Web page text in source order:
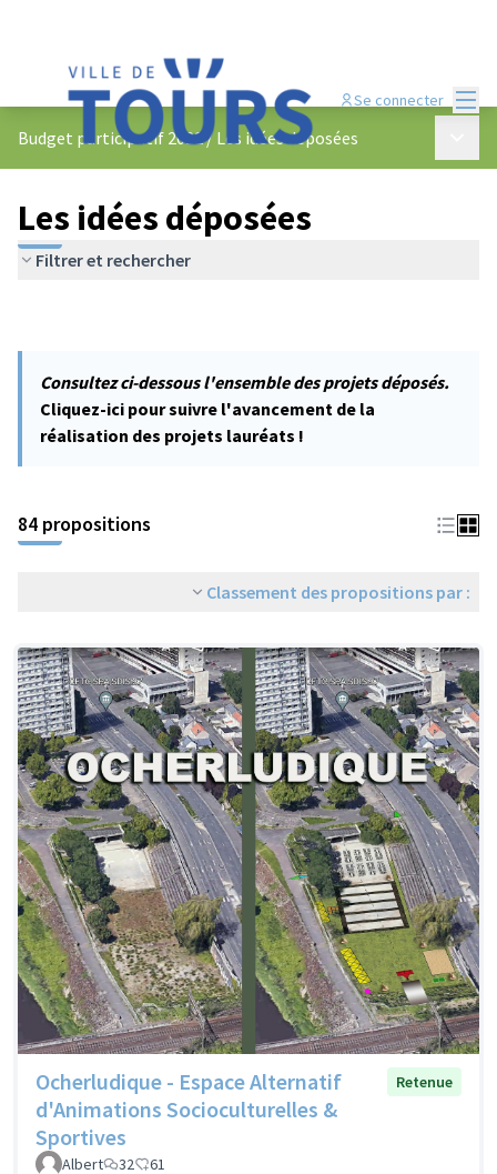
Se connecter
Budget participatif 2022/ Les idées déposées
Les idées déposées
Filtrer et rechercher
Consultez ci-dessous l'ensemble des projets déposés.
Cliquez-ici pour suivre l'avancement de la
réalisation des projets lauréats !
84 propositions
Classement des propositions par :
Ocherludique - Espace Alternatif
d'Animations Socioculturelles &
Sportives
Retenue
Albert 32 61